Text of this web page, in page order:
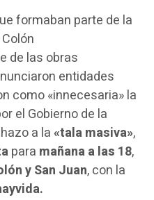
formaban parte de la
de las obras
entidades
como «innecesaria» la
el Gobierno de la
a la«tala masiva»,
para mañana a las 18,
y San Juan, con la